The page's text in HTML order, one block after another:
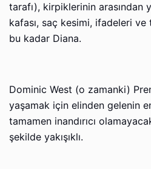
tarafı), kirpiklerinin arasından
kafası, saç kesimi, ifadeleri
bu kadar Diana.
Dominic West (o zamanki)
yaşamak için elinden gelenin
tamamen inandırıcı
şekilde yakışıklı.